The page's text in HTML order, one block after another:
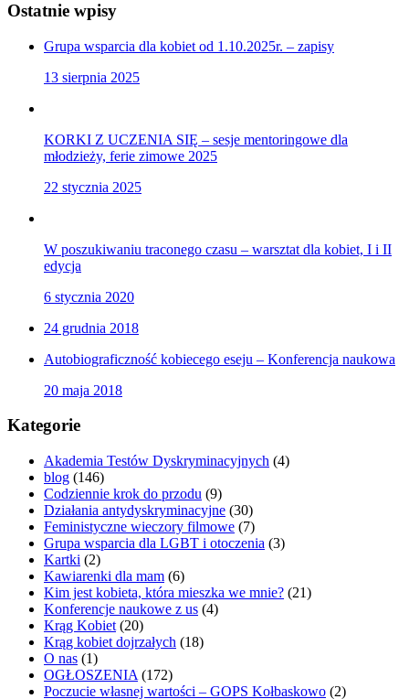
Ostatnie wpisy
Grupa wsparcia dla kobiet od 1.10.2025r. – zapisy
13 sierpnia 2025
KORKI Z UCZENIA SIĘ – sesje mentoringowe dla
młodzieży, ferie zimowe 2025
22 stycznia 2025
W poszukiwaniu traconego czasu – warsztat dla kobiet, I i II
edycja
6 stycznia 2020
24 grudnia 2018
Autobiograficzność kobiecego eseju – Konferencja naukowa
20 maja 2018
Kategorie
Akademia Testów Dyskryminacyjnych (4)
blog (146)
Codziennie krok do przodu (9)
Działania antydyskryminacyjne (30)
Feministyczne wieczory filmowe (7)
Grupa wsparcia dla LGBT i otoczenia (3)
Kartki (2)
Kawiarenki dla mam (6)
Kim jest kobieta, która mieszka we mnie? (21)
Konferencje naukowe z us (4)
Krąg Kobiet (20)
Krąg kobiet dojrzałych (18)
O nas (1)
OGŁOSZENIA (172)
Poczucie własnej wartości – GOPS Kołbaskowo (2)